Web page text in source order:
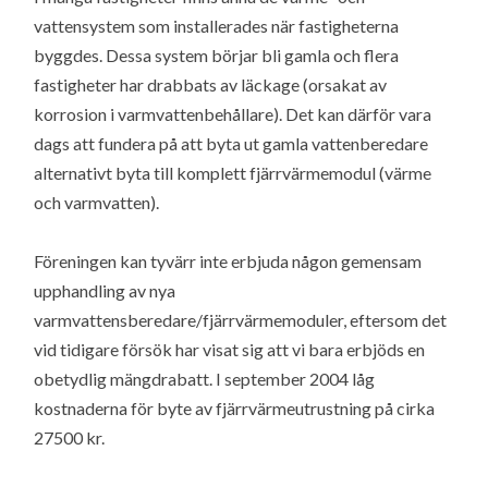
vattensystem som installerades när fastigheterna
byggdes. Dessa system börjar bli gamla och flera
fastigheter har drabbats av läckage (orsakat av
korrosion i varmvattenbehållare). Det kan därför vara
dags att fundera på att byta ut gamla vattenberedare
alternativt byta till komplett fjärrvärmemodul (värme
och varmvatten).
Föreningen kan tyvärr inte erbjuda någon gemensam
upphandling av nya
varmvattensberedare/fjärrvärmemoduler, eftersom det
vid tidigare försök har visat sig att vi bara erbjöds en
obetydlig mängdrabatt. I september 2004 låg
kostnaderna för byte av fjärrvärmeutrustning på cirka
27500 kr.